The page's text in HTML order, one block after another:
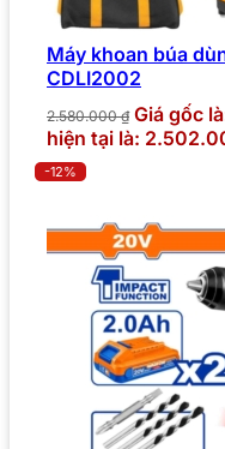
Máy khoan búa
CDLI2002
2.580.000₫ Giá gốc
hiện tại là:
-12%